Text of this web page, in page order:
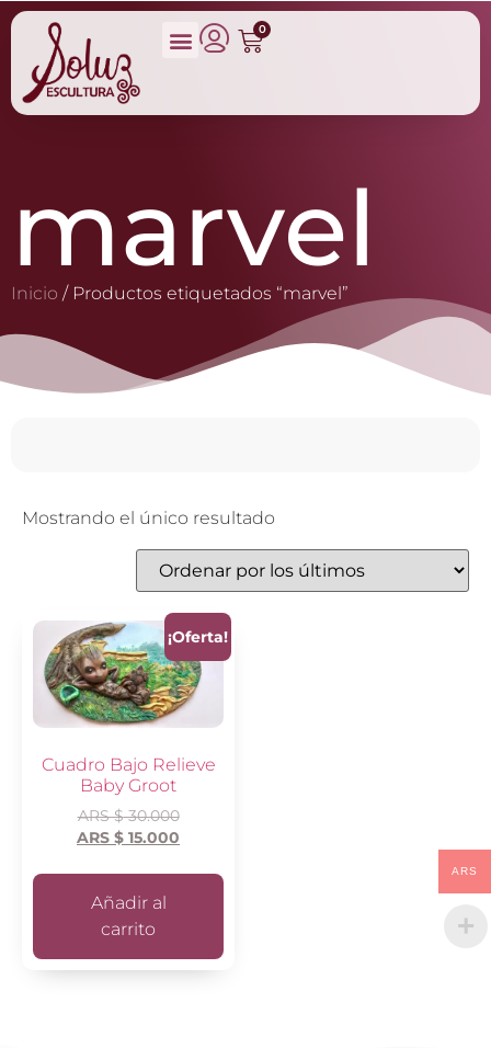
0
marvel
Inicio / Productos etiquetados “marvel”
Mostrando el único resultado
¡Oferta!
Cuadro Bajo Relieve
Baby Groot
ARS $30.000
ARS $ 15.000
Añadir al
carrito
ARS